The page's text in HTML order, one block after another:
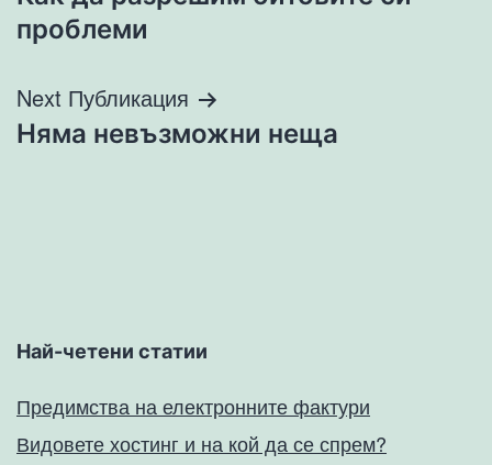
проблеми
Next Публикация
Няма невъзможни неща
Най-четени статии
Предимства на електронните фактури
Видовете хостинг и на кой да се спрем?